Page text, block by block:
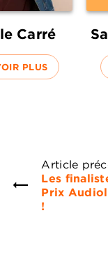
Carré
PLUS
Article
Les
Prix
!